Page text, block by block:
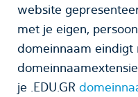
website
met je eigen,
domeinnaam eindigt
je .EDU.GR